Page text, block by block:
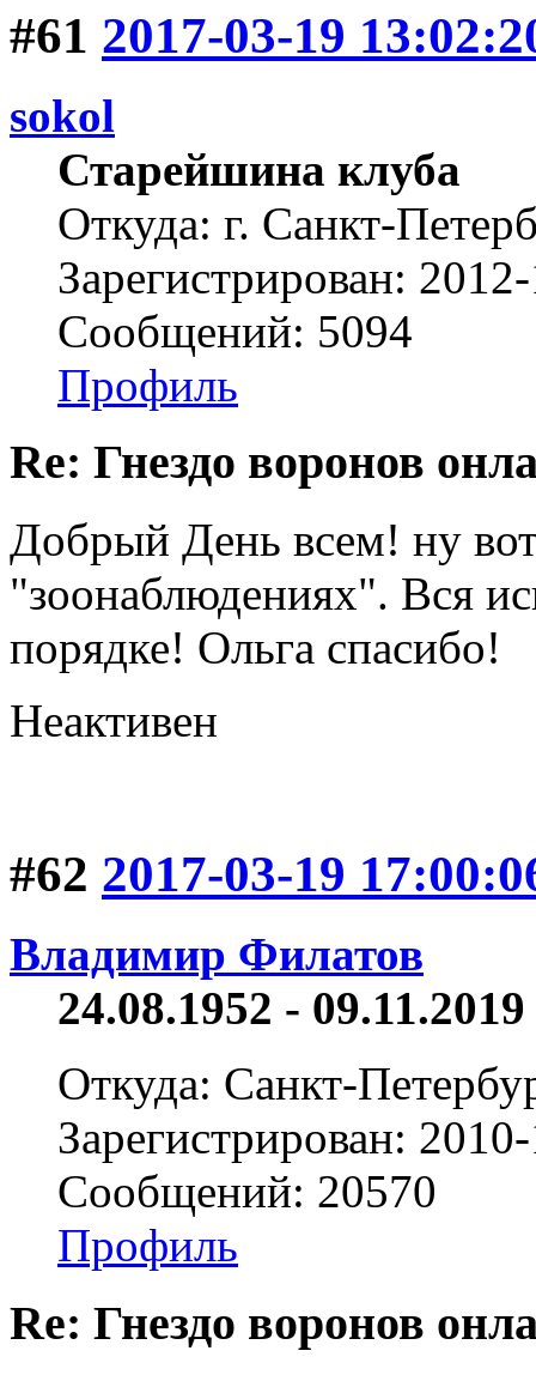
#61 2017-03-19
sokol
Старейшина клуба
Откуда: г. Санкт-
Зарегистрирован:
Сообщений: 5094
Профиль
Re: Гнездо воронов
Добрый День всем! ну
"зоонаблюдениях". Вся
порядке! Ольга спасибо!
Неактивен
#62 2017-03-19
Владимир Филатов
24.08.1952 -
Откуда: Санкт-
Зарегистрирован:
Сообщений: 20570
Профиль
Re: Гнездо воронов